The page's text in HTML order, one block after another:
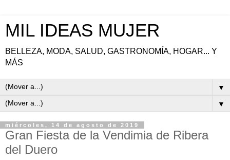
MIL IDEAS MUJER
BELLEZA, MODA, SALUD, GASTRONOMÍA, HOGAR... Y
MÁS
▼
▼
miércoles, 14 de agosto de 2019
Gran Fiesta de la Vendimia de Ribera
del Duero